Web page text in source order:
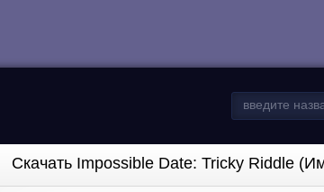
Скачать Impossible Date: Tricky Riddle